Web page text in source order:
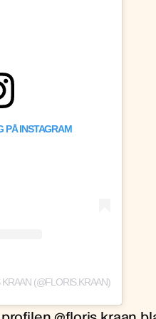
PÅ INSTAGRAM
(@FLORIS.KRAAN)